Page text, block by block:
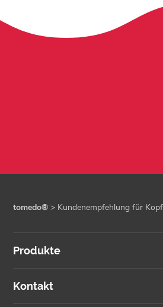
tomedo® > Kundenempfehlung für
Produkte
Kontakt